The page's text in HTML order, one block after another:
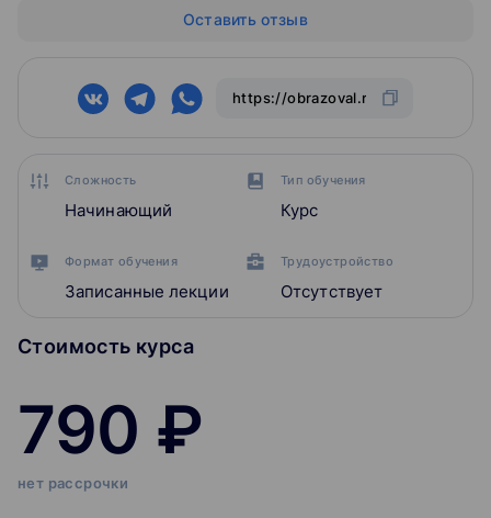
Сложность
Начинающий
Тип обучения
Курс
Формат обучения
Записанные лекции
Трудоустройство
Отсутствует
Стоимость курса
790 ₽
нет рассрочки
Оставить отзыв